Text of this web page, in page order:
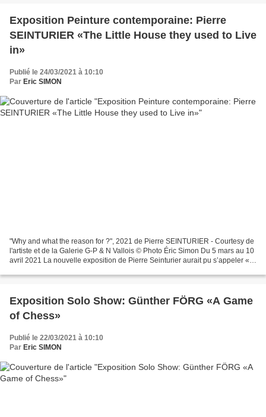
Exposition Peinture contemporaine: Pierre
SEINTURIER «The Little House they used to Live
in»
Publié le 24/03/2021 à 10:10
Par Eric SIMON
"Why and what the reason for ?", 2021 de Pierre SEINTURIER - Courtesy de
l'artiste et de la Galerie G-P & N Vallois © Photo Éric Simon Du 5 mars au 10
avril 2021 La nouvelle exposition de Pierre Seinturier aurait pu s’appeler «
Exposition Solo Show: Günther FÖRG «A Game
of Chess»
Publié le 22/03/2021 à 10:10
Par Eric SIMON